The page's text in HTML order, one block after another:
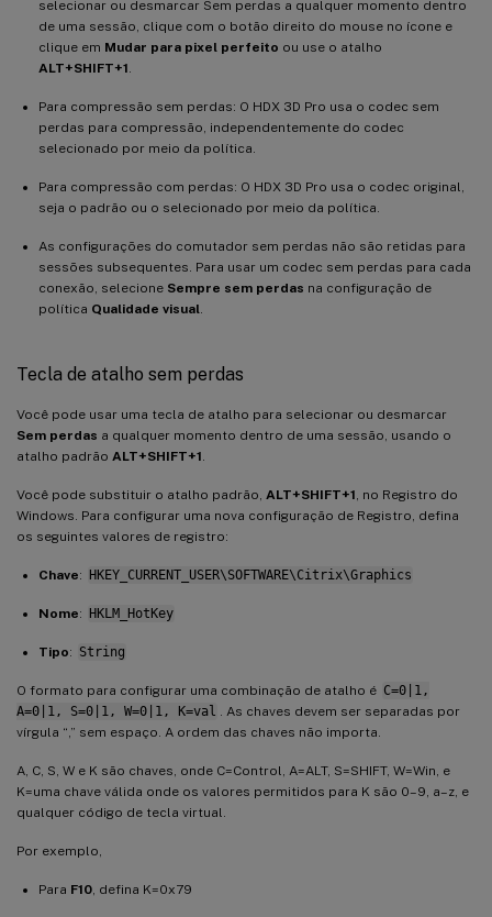
selecionar ou desmarcar Sem perdas a qualquer momento dentro
de uma sessão, clique com o botão direito do mouse no ícone e
clique em Mudar para pixel perfeito ou use o atalho
ALT+SHIFT+1
Para compressão sem perdas: O HDX 3D Pro usa o codec sem
perdas para compressão, independentemente do codec
selecionado por meio da política.
Para compressão com perdas: O HDX 3D Pro usa o codec original,
seja o padrão ou o selecionado por meio da política.
As configurações do comutador sem perdas não são retidas para
sessões subsequentes. Para usar um codec sem perdas para cada
conexão, selecione Sempre sem perdas na configuração de
política Qualidade visual
Tecla de atalho sem perdas
Você pode usar uma tecla de atalho para selecionar ou desmarcar
Sem perdas a qualquer momento dentro de uma sessão, usando o
atalho padrão ALT+SHIFT+1
Você pode substituir o atalho padrão, ALT+SHIFT+1 , no Registro do
Windows. Para configurar uma nova configuração de Registro, defina
os seguintes valores de registro:
Chave: HKEY_CURRENT_USER\SOFTWARE\Citrix\Graphics
Nome: HKLM_HotKey
Tipo: String
O formato para configurar uma combinação de atalho é C=0|1,
A=0|1, S=0|1, W=0|1, K=val
. As chaves devem ser separadas por
vírgula “,” sem espaço. A ordem das chaves não importa.
A, C, S, W e K são chaves, onde C=Control, A=ALT, S=SHIFT, W=Win, e
K=uma chave válida onde os valores permitidos para K são 0–9, a–z, e
qualquer código de tecla virtual.
Por exemplo,
Para F10 , defina K=0x79